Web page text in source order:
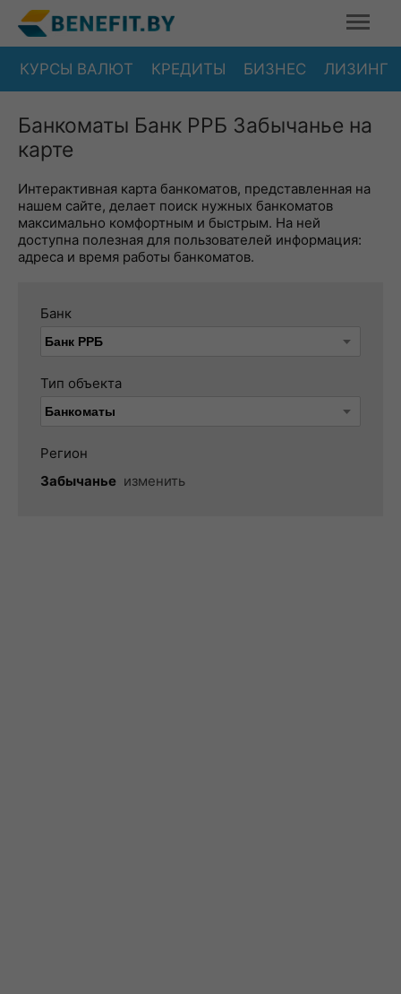
КУРСЫ ВАЛЮТ КРЕДИТЫ БИЗНЕС ЛИЗИНГ
Банкоматы Банк РРБ Забычанье на
карте
Интерактивная карта банкоматов, представленная на
нашем сайте, делает поиск нужных банкоматов
максимально комфортным и быстрым. На ней
доступна полезная для пользователей информация:
адреса и время работы банкоматов.
Банк
Тип объекта
Регион
Забычанье изменить